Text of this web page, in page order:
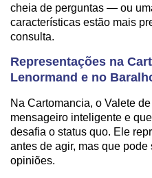
cheia de perguntas — ou
características estão mais
consulta.
Representações na
Lenormand e no
Na Cartomancia, o Valete
mensageiro inteligente e
desafia o status quo. Ele
antes de agir, mas que
opiniões.